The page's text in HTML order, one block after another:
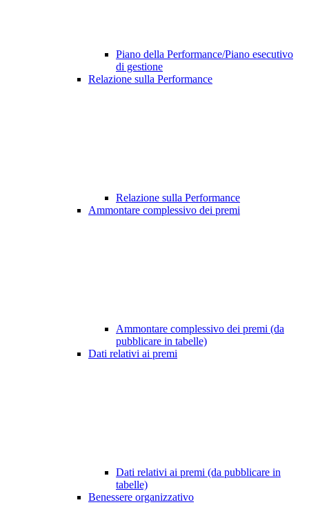
Piano della Performance/Piano esecutivo
di gestione
Relazione sulla Performance
Relazione sulla Performance
Ammontare complessivo dei premi
Ammontare complessivo dei premi (da
pubblicare in tabelle)
Dati relativi ai premi
Dati relativi ai premi (da pubblicare in
tabelle)
Benessere organizzativo